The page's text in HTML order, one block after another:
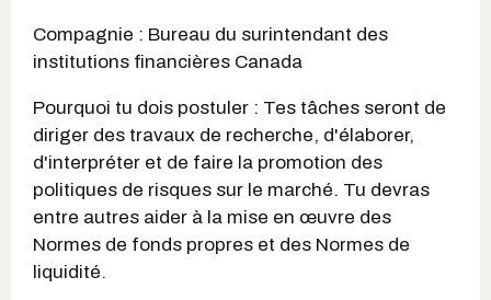
Compagnie : Bureau du surintendant des
institutions financières Canada
Pourquoi tu dois postuler : Tes tâches seront de
diriger des travaux de recherche, d'élaborer,
d'interpréter et de faire la promotion des
politiques de risques sur le marché. Tu devras
entre autres aider à la mise en œuvre des
Normes de fonds propres et des Normes de
liquidité.